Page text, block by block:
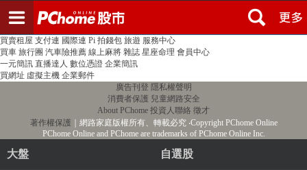
PChome首頁 線上購物 24h購物 書店
買賣租屋 支付連 國際連 Pi 拍錢包 旅遊 服務中心
買車 旅行團 汽車險推薦 線上麻將 雜誌 星座命理 會員中心
一元簡訊 直播達人 數位憑證 企業簡訊
買網址 虛擬主機 企業郵件
廣告刊登 隱私權聲明
消費者保護 兒童網路安全
About PChome 投資人聯絡 徵才
著作權保護 ｜網路家庭版權所有、轉載必究‧Copyright PChome Online
PChome Online and PChome are trademarks of PChome Online Inc.
大盤 自選股